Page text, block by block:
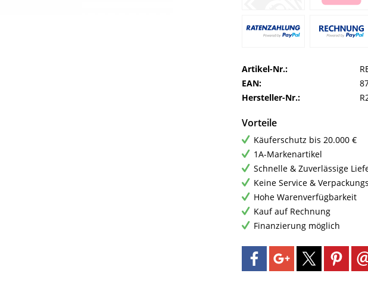
Artikel-Nr.:
EAN:
Hersteller-Nr.:
Vorteile
Käuferschutz bis 20.000 €
1A-Markenartikel
Schnelle & Zuverlässige
Keine Service &
Hohe Warenverfügbarkeit
Kauf auf Rechnung
Finanzierung möglich